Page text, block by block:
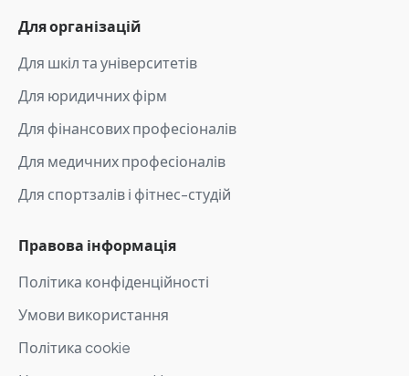
Для організацій
Для шкіл та університетів
Для юридичних фірм
Для фінансових професіоналів
Для медичних професіоналів
Для спортзалів і фітнес-студій
Правова інформація
Політика конфіденційності
Умови використання
Політика cookie